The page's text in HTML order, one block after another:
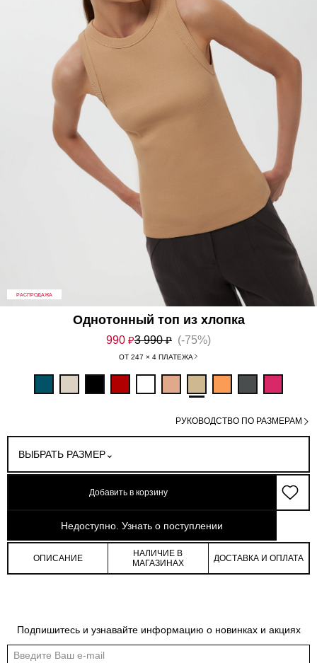
РАСПРОДАЖА
Однотонный топ из хлопка
990 ₽3 990₽ (-75%)
ОТ 247 × 4 ПЛАТЕЖА
ВЫБРАТЬ РАЗМЕР
РУКОВОДСТВО ПО РАЗМЕРАМ
Добавить в корзину
Недоступно. Узнать о поступлении
арт: 0-86202_20071M-001
ОПИСАНИЕ
НАЛИЧИЕ В
МАГАЗИНАХ
ДОСТАВКА И ОПЛАТА
Подпишитесь и узнавайте информацию о новинках и акциях